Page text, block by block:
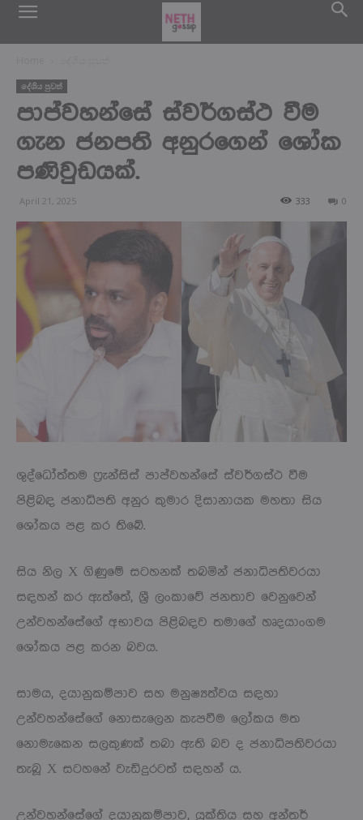
දේශිය පුවත්
පාප්වහන්සේ ස්වර්ගස්ථ වීම
ගැන ජනපති අනුරගෙන් ශෝක
පණිවුඩයක්.
April 21, 2025 0
333
ශුද්ධෝත්තම ෆ්‍රැන්සිස් පාප්වහන්සේ ස්වර්ගස්ථ වීම
පිළිබඳ ජනාධිපති අනුර කුමාර දිසානායක මහතා සිය
ශෝකය පළ කර තිබේ.
සිය නිල X ගිණුමේ සටහනක් තබමින් ජනාධිපතිවරයා
සඳහන් කර ඇත්තේ, ශ්‍රී ලංකාවේ ජනතාව වෙනුවෙන්
උන්වහන්සේගේ අභාවය පිළිබඳව තමාගේ හෘදයාංගම
ශෝකය පළ කරන බවය.
සාමය, දයානුකම්පාව සහ මනුෂ්‍යත්වය සඳහා
උන්වහන්සේගේ නොසැලෙන කැපවීම ලෝකය මත
නොමැකෙන සලකුණක් තබා ඇති බව ද ජනාධිපතිවරයා
තැබූ X සටහනේ වැඩිදුරටත් සඳහන් ය.
උන්වහන්සේගේ දයානුකම්පාව, යුක්තිය සහ අන්තර්